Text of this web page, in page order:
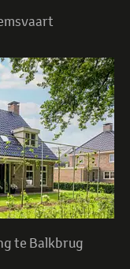
te Balkbrug